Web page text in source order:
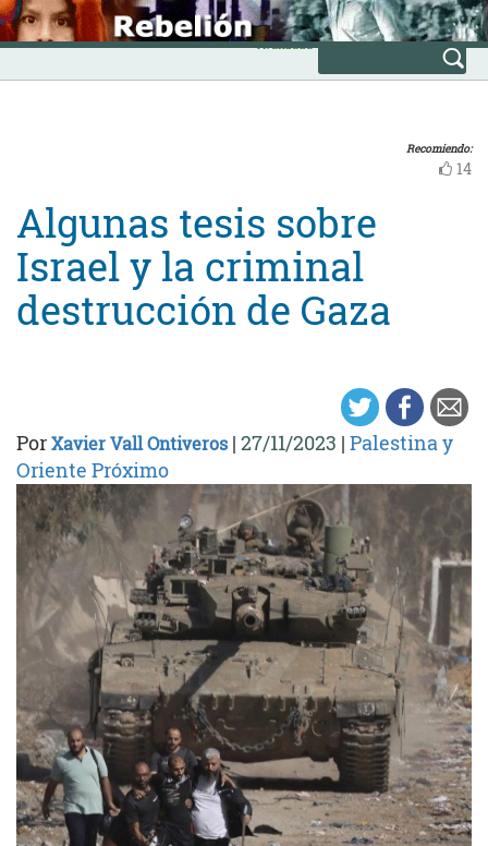
Skip
to
content
INICIO
Avanzada
Recomiendo:
14
Algunas tesis sobre
Israel y la criminal
destrucción de Gaza
PorXavier Vall Ontiveros | 27/11/2023 | Palestina y
Oriente Próximo